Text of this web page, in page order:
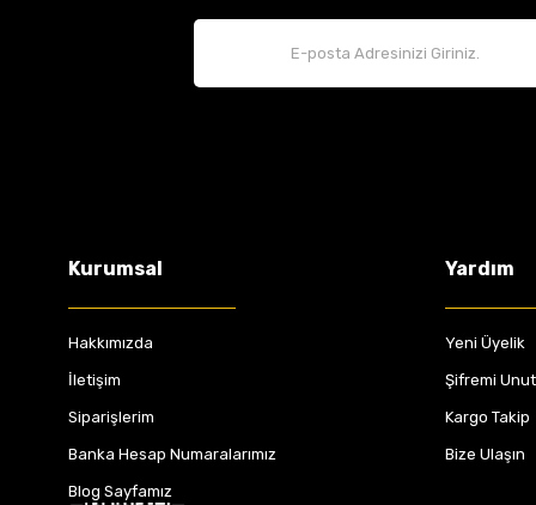
Kurumsal
Hakkımızda
İletişim
Siparişlerim
Banka Hesap Numaralarımız
Blog Sayfamız
Yardım
Yeni Üyelik
Şifremi
Kargo Takip
Bize Ulaşın